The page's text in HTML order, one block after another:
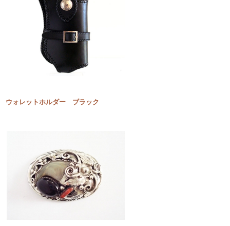
ウォレットホルダー ブラック